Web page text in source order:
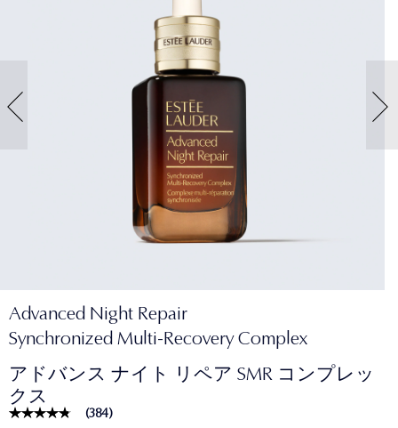
Advanced Night Repair
Synchronized Multi-Recovery Complex
アドバンス ナイト リペア SMR コンプレッ
クス
(384)